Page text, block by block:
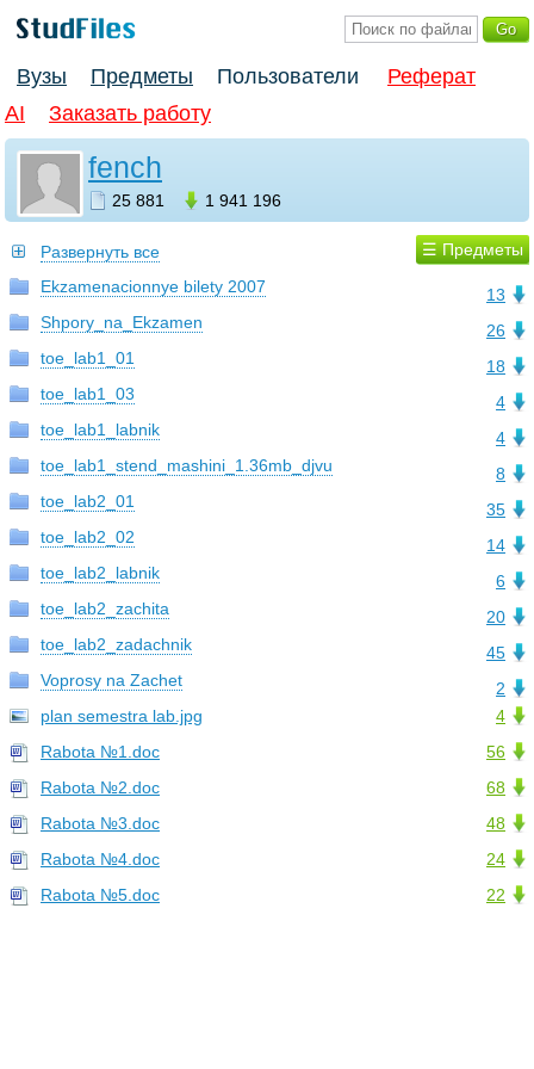
Вузы Предметы Пользователи
Реферат
AI
Заказать работу
fench
25 881 1 941 196
☰ Предметы
Развернуть все
13
Ekzamenacionnye bilety 2007
26
Shpory_na_Ekzamen
18
toe_lab1_01
4
toe_lab1_03
4
toe_lab1_labnik
8
toe_lab1_stend_mashini_1.36mb_djvu
35
toe_lab2_01
14
toe_lab2_02
6
toe_lab2_labnik
20
toe_lab2_zachita
45
toe_lab2_zadachnik
2
Voprosy na Zachet
4
plan semestra lab.jpg
56
Rabota №1.doc
68
Rabota №2.doc
48
Rabota №3.doc
24
Rabota №4.doc
22
Rabota №5.doc